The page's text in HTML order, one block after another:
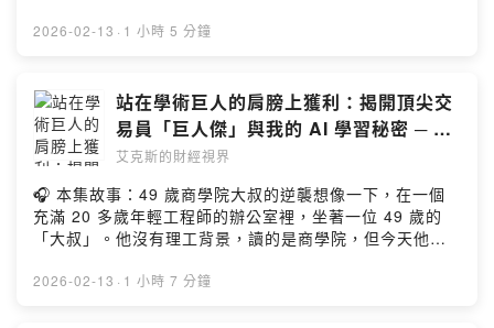
點擊連結，讓我們有機會不在照顧困境掙扎。—— 以上為
一次布局產業龍頭。掌握 AI 半導體成長契機，讓投資更有
效率！了解更多 🔗 https://fstry.pse.is/9et7bw投資一定
有風險，基金投資有賺有賠，申購前應詳閱公開說明書。
台新投信行銷資訊—— 以上為 KKBOX 與 Firstory
Podcast 廣告 ——🎧 本集故事：從「短線廝殺」到「優
雅長抱」的覺醒你是否也曾每天盯著盤面，為了一兩塊錢
的漲跌患得患失？本集來賓輝哥，曾是外資券商法人部的
自營主管，在金融市場打滾多年。他坦言，早期他也熱衷
於選擇權短線交易，享受殺進殺出的快感。然而，2015 年
2026-02-13 · 1 小時 5 分鐘
站在學術巨人的肩膀上獲利：揭開頂尖交
易員「巨人傑」與我的 AI 學習秘密 ─ 羊
叔
艾克斯的財經視界
🎧 本集故事：49 歲商學院大叔的逆襲想像一下，在一個
充滿 20 多歲年輕工程師的辦公室裡，坐著一位 49 歲的
「大叔」。他沒有理工背景，讀的是商學院，但今天他卻
毫秒級的「高頻交易」競賽。這不是一個天才的故事，而
2026-02-13 · 1 小時 7 分鐘